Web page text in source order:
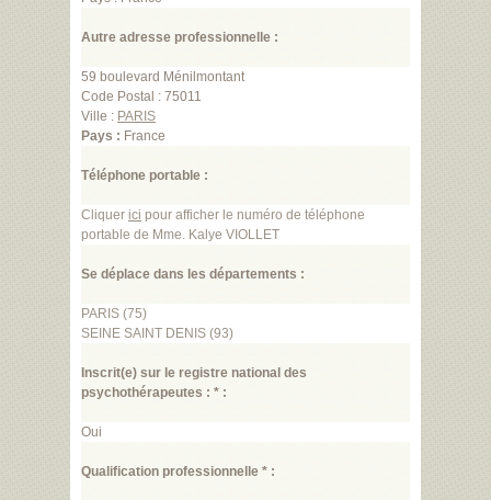
Autre adresse professionnelle :
59 boulevard Ménilmontant
Code Postal : 75011
Ville : PARIS
Pays : France
Téléphone portable :
Cliquer ici pour afficher le numéro de téléphone
portable de Mme. Kalye VIOLLET
Se déplace dans les départements :
PARIS (75)
SEINE SAINT DENIS (93)
Inscrit(e) sur le registre national des
psychothérapeutes : * :
Oui
Qualification professionnelle * :